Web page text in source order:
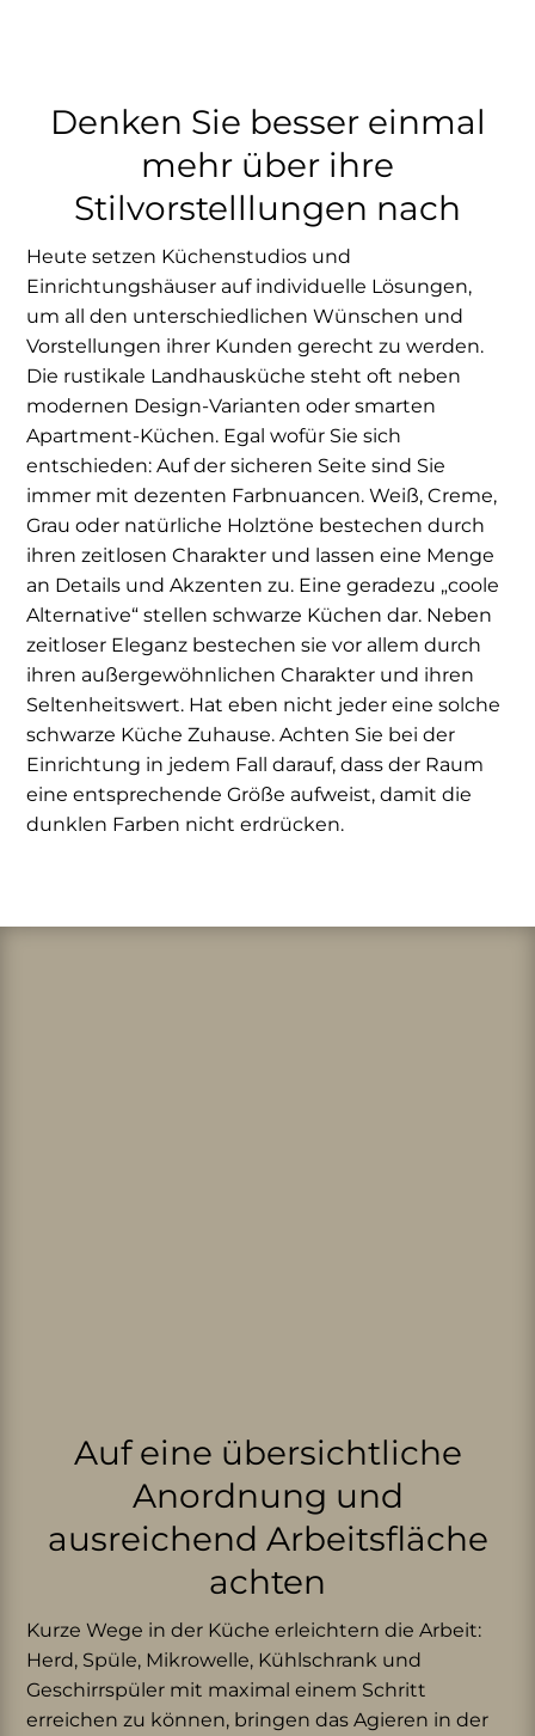
Denken Sie besser einmal
mehr über ihre
Stilvorstelllungen nach
Heute setzen Küchenstudios und
Einrichtungshäuser auf individuelle Lösungen,
um all den unterschiedlichen Wünschen und
Vorstellungen ihrer Kunden gerecht zu werden.
Die rustikale Landhausküche steht oft neben
modernen Design-Varianten oder smarten
Apartment-Küchen. Egal wofür Sie sich
entschieden: Auf der sicheren Seite sind Sie
immer mit dezenten Farbnuancen. Weiß, Creme,
Grau oder natürliche Holztöne bestechen durch
ihren zeitlosen Charakter und lassen eine Menge
an Details und Akzenten zu. Eine geradezu „coole
Alternative“ stellen schwarze Küchen dar. Neben
zeitloser Eleganz bestechen sie vor allem durch
ihren außergewöhnlichen Charakter und ihren
Seltenheitswert. Hat eben nicht jeder eine solche
schwarze Küche Zuhause. Achten Sie bei der
Einrichtung in jedem Fall darauf, dass der Raum
eine entsprechende Größe aufweist, damit die
dunklen Farben nicht erdrücken.
Auf eine übersichtliche
Anordnung und
ausreichend Arbeitsfläche
achten
Kurze Wege in der Küche erleichtern die Arbeit:
Herd, Spüle, Mikrowelle, Kühlschrank und
Geschirrspüler mit maximal einem Schritt
erreichen zu können, bringen das Agieren in der